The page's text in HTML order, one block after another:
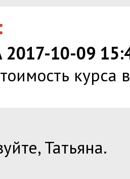
2017-10-09
курса
Татьяна.